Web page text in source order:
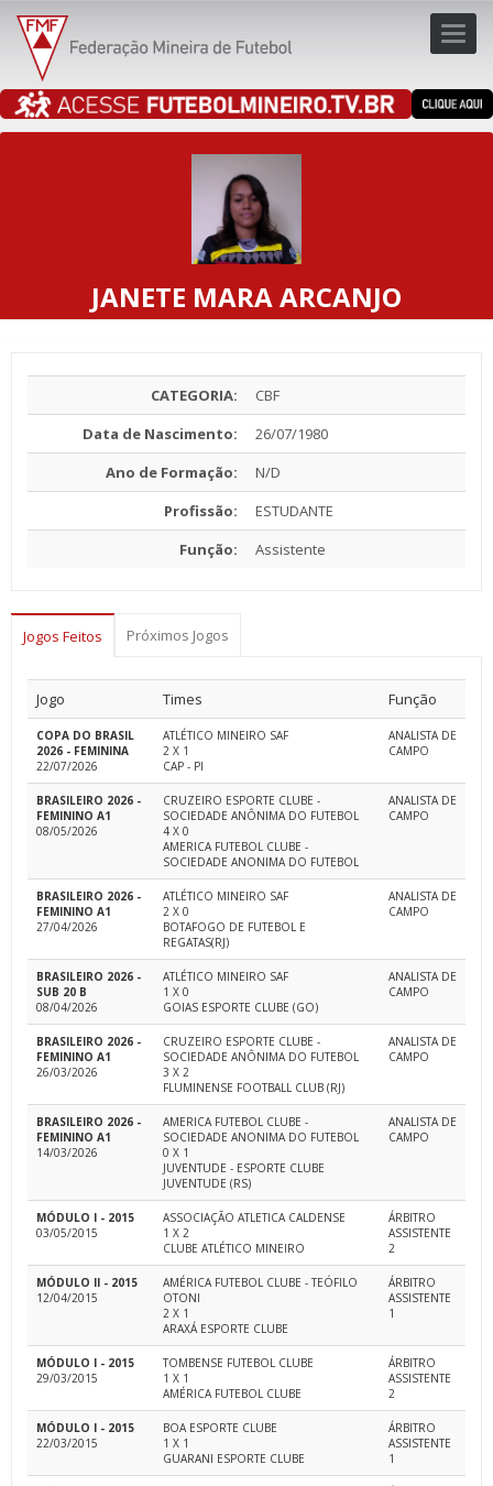
JANETE MARA ARCANJO
CATEGORIA:
CBF
Data de Nascimento:
26/07/1980
Ano de Formação:
N/D
Profissão:
ESTUDANTE
Função:
Assistente
Jogos Feitos Próximos Jogos
Jogo Times Função
COPA DO BRASIL
2026 - FEMININA
22/07/2026
ATLÉTICO MINEIRO SAF
2 X 1
CAP - PI
ANALISTA DE
CAMPO
BRASILEIRO 2026 -
FEMININO A1
08/05/2026
CRUZEIRO ESPORTE CLUBE -
SOCIEDADE ANÔNIMA DO FUTEBOL
4 X 0
AMERICA FUTEBOL CLUBE -
SOCIEDADE ANONIMA DO FUTEBOL
ANALISTA DE
CAMPO
BRASILEIRO 2026 -
FEMININO A1
27/04/2026
ATLÉTICO MINEIRO SAF
2 X 0
BOTAFOGO DE FUTEBOL E
REGATAS(RJ)
ANALISTA DE
CAMPO
BRASILEIRO 2026 -
SUB 20 B
08/04/2026
ATLÉTICO MINEIRO SAF
1 X 0
GOIAS ESPORTE CLUBE (GO)
ANALISTA DE
CAMPO
BRASILEIRO 2026 -
FEMININO A1
26/03/2026
CRUZEIRO ESPORTE CLUBE -
SOCIEDADE ANÔNIMA DO FUTEBOL
3 X 2
FLUMINENSE FOOTBALL CLUB (RJ)
ANALISTA DE
CAMPO
BRASILEIRO 2026 -
FEMININO A1
14/03/2026
AMERICA FUTEBOL CLUBE -
SOCIEDADE ANONIMA DO FUTEBOL
0 X 1
JUVENTUDE - ESPORTE CLUBE
JUVENTUDE (RS)
ANALISTA DE
CAMPO
MÓDULO I - 2015
03/05/2015
ASSOCIAÇÃO ATLETICA CALDENSE
1 X 2
CLUBE ATLÉTICO MINEIRO
ÁRBITRO
ASSISTENTE
2
MÓDULO II - 2015
12/04/2015
AMÉRICA FUTEBOL CLUBE - TEÓFILO
OTONI
2 X 1
ARAXÁ ESPORTE CLUBE
ÁRBITRO
ASSISTENTE
1
MÓDULO I - 2015
29/03/2015
TOMBENSE FUTEBOL CLUBE
1 X 1
AMÉRICA FUTEBOL CLUBE
ÁRBITRO
ASSISTENTE
2
MÓDULO I - 2015
22/03/2015
BOA ESPORTE CLUBE
1 X 1
GUARANI ESPORTE CLUBE
ÁRBITRO
ASSISTENTE
1